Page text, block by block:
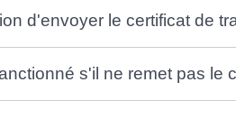
d'envoyer le certificat de
s'il ne remet pas le